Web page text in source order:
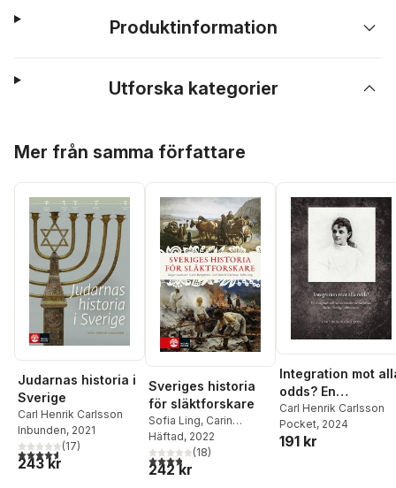
Produktinformation
Utforska kategorier
Mer från samma författare
Judarnas historia i
Sverige
Carl Henrik Carlsson
Inbunden, 2021
4,6utav 5 stjärnor. Totalt antal röster:
(17)
243 kr
Sveriges historia
för släktforskare
Sofia Ling, Carin
Bergström,Roger
Axelsson,Carl Henrik
Carlsson
Häftad, 2022
3,8utav 5 stjärnor. Totalt antal röster:
(18)
242 kr
Integration mot
odds? En
longitudinell
kohortstudie av
östjudars barn i
Carl Henrik Carlsson
Pocket, 2024
191 kr